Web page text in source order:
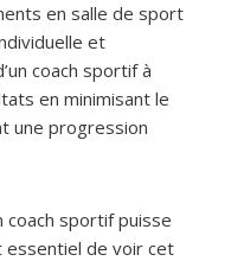
en salle de sport
et
coach sportif à
en minimisant le
une progression
coach sportif puisse
essentiel de voir cet